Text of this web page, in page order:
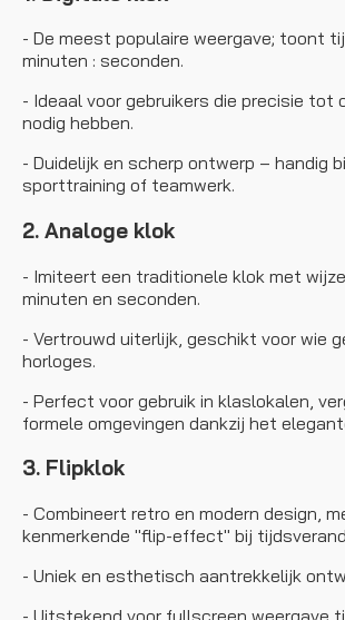
- De meest populaire weergave; toont
minuten : seconden.
- Ideaal voor gebruikers die precisie tot
nodig hebben.
- Duidelijk en scherp ontwerp – handig
sporttraining of teamwerk.
2. Analoge klok
- Imiteert een traditionele klok met
minuten en seconden.
- Vertrouwd uiterlijk, geschikt voor wie
horloges.
- Perfect voor gebruik in klaslokalen,
formele omgevingen dankzij het
3. Flipklok
- Combineert retro en modern design,
kenmerkende "flip-effect" bij
- Uniek en esthetisch aantrekkelijk